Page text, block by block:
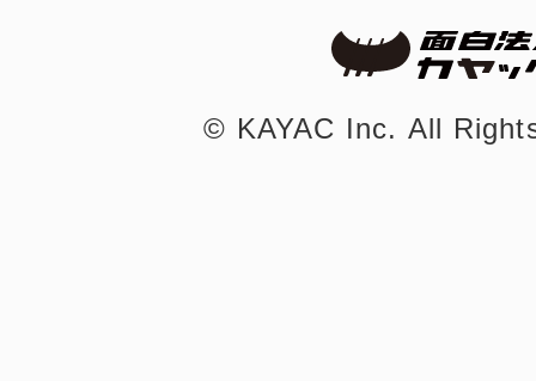
©︎ KAYAC Inc. All